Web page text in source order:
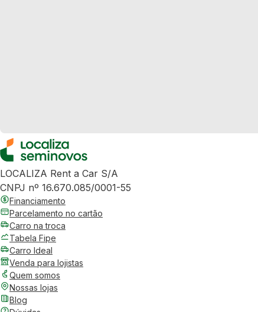
LOCALIZA Rent a Car S/A
CNPJ nº 16.670.085/0001-55
Financiamento
Parcelamento no cartão
Carro na troca
Tabela Fipe
Carro Ideal
Venda para lojistas
Quem somos
Nossas lojas
Blog